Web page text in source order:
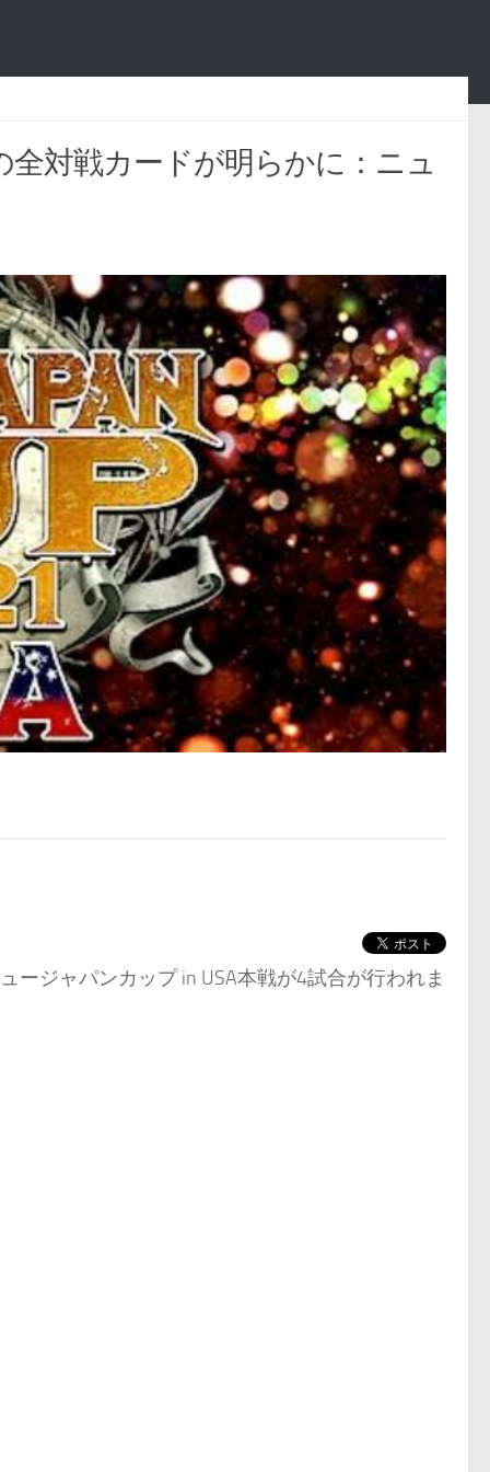
全対戦カードが明らかに：ニュ
ージャパンカップ in USA本戦が4試合が行われま